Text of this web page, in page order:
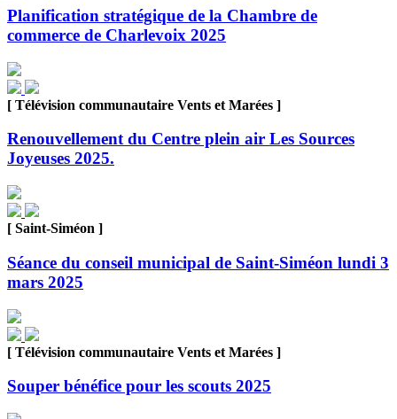
Planification stratégique de la Chambre de
commerce de Charlevoix 2025
[ Télévision communautaire Vents et Marées ]
Renouvellement du Centre plein air Les Sources
Joyeuses 2025.
[ Saint-Siméon ]
Séance du conseil municipal de Saint-Siméon lundi 3
mars 2025
[ Télévision communautaire Vents et Marées ]
Souper bénéfice pour les scouts 2025